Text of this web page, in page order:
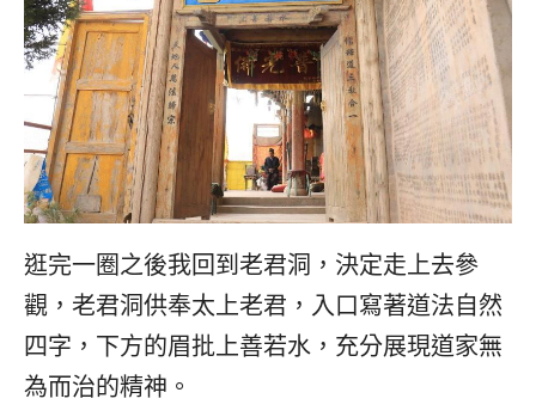
逛完一圈之後我回到老君洞，決定走上去參
觀，老君洞供奉太上老君，入口寫著道法自然
四字，下方的眉批上善若水，充分展現道家無
為而治的精神。